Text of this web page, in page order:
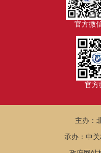
官方微
官方
主办：
承办：中